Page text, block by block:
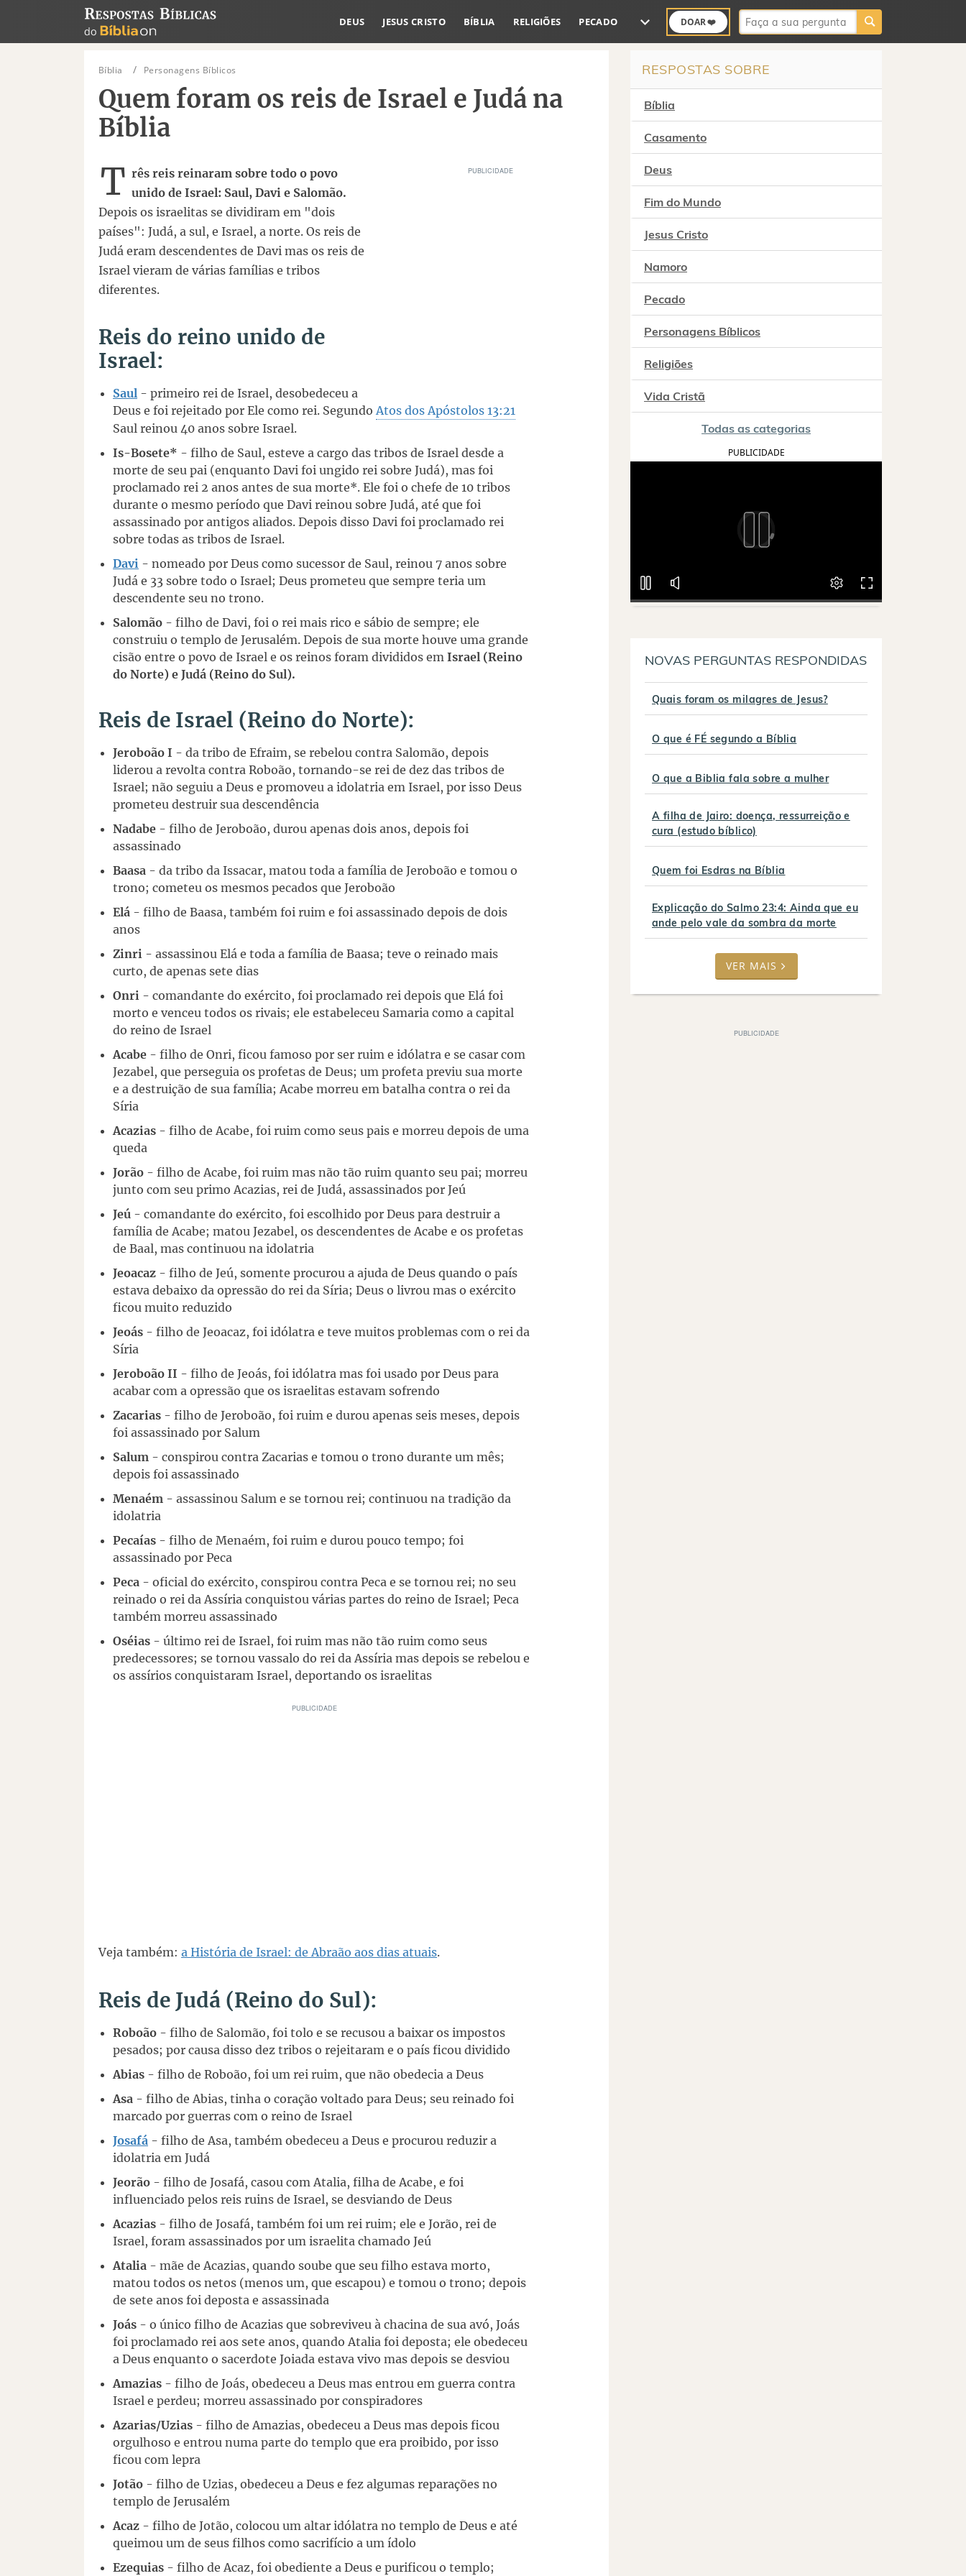
DEUS JESUS CRISTO BÍBLIA RELIGIÕES PECADO DOAR ❤️ Buscar:
Bíblia Personagens Bíblicos
Quem foram os reis de Israel e Judá na
Bíblia
T rês reis reinaram sobre todo o povo
unido de Israel: Saul, Davi e Salomão.
Depois os israelitas se dividiram em "dois
países": Judá, a sul, e Israel, a norte. Os reis de
Judá eram descendentes de Davi mas os reis de
Israel vieram de várias famílias e tribos
diferentes.
Reis do reino unido de
Israel:
Saul - primeiro rei de Israel, desobedeceu a
Deus e foi rejeitado por Ele como rei. Segundo Atos dos Apóstolos 13:21
Saul reinou 40 anos sobre Israel.
Is-Bosete* - filho de Saul, esteve a cargo das tribos de Israel desde a
morte de seu pai (enquanto Davi foi ungido rei sobre Judá), mas foi
proclamado rei 2 anos antes de sua morte*. Ele foi o chefe de 10 tribos
durante o mesmo período que Davi reinou sobre Judá, até que foi
assassinado por antigos aliados. Depois disso Davi foi proclamado rei
sobre todas as tribos de Israel.
Davi - nomeado por Deus como sucessor de Saul, reinou 7 anos sobre
Judá e 33 sobre todo o Israel; Deus prometeu que sempre teria um
descendente seu no trono.
Salomão - filho de Davi, foi o rei mais rico e sábio de sempre; ele
construiu o templo de Jerusalém. Depois de sua morte houve uma grande
cisão entre o povo de Israel e os reinos foram divididos em Israel (Reino
do Norte) e Judá (Reino do Sul).
Reis de Israel (Reino do Norte):
Jeroboão I - da tribo de Efraim, se rebelou contra Salomão, depois
liderou a revolta contra Roboão, tornando-se rei de dez das tribos de
Israel; não seguiu a Deus e promoveu a idolatria em Israel, por isso Deus
prometeu destruir sua descendência
Nadabe - filho de Jeroboão, durou apenas dois anos, depois foi
assassinado
Baasa - da tribo da Issacar, matou toda a família de Jeroboão e tomou o
trono; cometeu os mesmos pecados que Jeroboão
Elá - filho de Baasa, também foi ruim e foi assassinado depois de dois
anos
Zinri - assassinou Elá e toda a família de Baasa; teve o reinado mais
curto, de apenas sete dias
Onri - comandante do exército, foi proclamado rei depois que Elá foi
morto e venceu todos os rivais; ele estabeleceu Samaria como a capital
do reino de Israel
Acabe - filho de Onri, ficou famoso por ser ruim e idólatra e se casar com
Jezabel, que perseguia os profetas de Deus; um profeta previu sua morte
e a destruição de sua família; Acabe morreu em batalha contra o rei da
Síria
Acazias - filho de Acabe, foi ruim como seus pais e morreu depois de uma
queda
Jorão - filho de Acabe, foi ruim mas não tão ruim quanto seu pai; morreu
junto com seu primo Acazias, rei de Judá, assassinados por Jeú
Jeú - comandante do exército, foi escolhido por Deus para destruir a
família de Acabe; matou Jezabel, os descendentes de Acabe e os profetas
de Baal, mas continuou na idolatria
Jeoacaz - filho de Jeú, somente procurou a ajuda de Deus quando o país
estava debaixo da opressão do rei da Síria; Deus o livrou mas o exército
ficou muito reduzido
Jeoás - filho de Jeoacaz, foi idólatra e teve muitos problemas com o rei da
Síria
Jeroboão II - filho de Jeoás, foi idólatra mas foi usado por Deus para
acabar com a opressão que os israelitas estavam sofrendo
Zacarias - filho de Jeroboão, foi ruim e durou apenas seis meses, depois
foi assassinado por Salum
Salum - conspirou contra Zacarias e tomou o trono durante um mês;
depois foi assassinado
Menaém - assassinou Salum e se tornou rei; continuou na tradição da
idolatria
Pecaías - filho de Menaém, foi ruim e durou pouco tempo; foi
assassinado por Peca
Peca - oficial do exército, conspirou contra Peca e se tornou rei; no seu
reinado o rei da Assíria conquistou várias partes do reino de Israel; Peca
também morreu assassinado
Oséias - último rei de Israel, foi ruim mas não tão ruim como seus
predecessores; se tornou vassalo do rei da Assíria mas depois se rebelou e
os assírios conquistaram Israel, deportando os israelitas
Veja também: a História de Israel: de Abraão aos dias atuais.
Reis de Judá (Reino do Sul):
Roboão - filho de Salomão, foi tolo e se recusou a baixar os impostos
pesados; por causa disso dez tribos o rejeitaram e o país ficou dividido
Abias - filho de Roboão, foi um rei ruim, que não obedecia a Deus
Asa - filho de Abias, tinha o coração voltado para Deus; seu reinado foi
marcado por guerras com o reino de Israel
Josafá - filho de Asa, também obedeceu a Deus e procurou reduzir a
idolatria em Judá
Jeorão - filho de Josafá, casou com Atalia, filha de Acabe, e foi
influenciado pelos reis ruins de Israel, se desviando de Deus
Acazias - filho de Josafá, também foi um rei ruim; ele e Jorão, rei de
Israel, foram assassinados por um israelita chamado Jeú
Atalia - mãe de Acazias, quando soube que seu filho estava morto,
matou todos os netos (menos um, que escapou) e tomou o trono; depois
de sete anos foi deposta e assassinada
Joás - o único filho de Acazias que sobreviveu à chacina de sua avó, Joás
foi proclamado rei aos sete anos, quando Atalia foi deposta; ele obedeceu
a Deus enquanto o sacerdote Joiada estava vivo mas depois se desviou
Amazias - filho de Joás, obedeceu a Deus mas entrou em guerra contra
Israel e perdeu; morreu assassinado por conspiradores
Azarias/Uzias - filho de Amazias, obedeceu a Deus mas depois ficou
orgulhoso e entrou numa parte do templo que era proibido, por isso
ficou com lepra
Jotão - filho de Uzias, obedeceu a Deus e fez algumas reparações no
templo de Jerusalém
Acaz - filho de Jotão, colocou um altar idólatra no templo de Deus e até
queimou um de seus filhos como sacrifício a um ídolo
Ezequias - filho de Acaz, foi obediente a Deus e purificou o templo;
RESPOSTAS SOBRE
Bíblia
Casamento
Deus
Fim do Mundo
Jesus Cristo
Namoro
Pecado
Personagens Bíblicos
Religiões
Vida Cristã
Todas as categorias
PUBLICIDADE
NOVAS PERGUNTAS RESPONDIDAS
Quais foram os milagres de Jesus?
O que é FÉ segundo a Bíblia
O que a Biblia fala sobre a mulher
A filha de Jairo: doença, ressurreição e
cura (estudo bíblico)
Quem foi Esdras na Bíblia
Explicação do Salmo 23:4: Ainda que eu
ande pelo vale da sombra da morte
VER MAIS